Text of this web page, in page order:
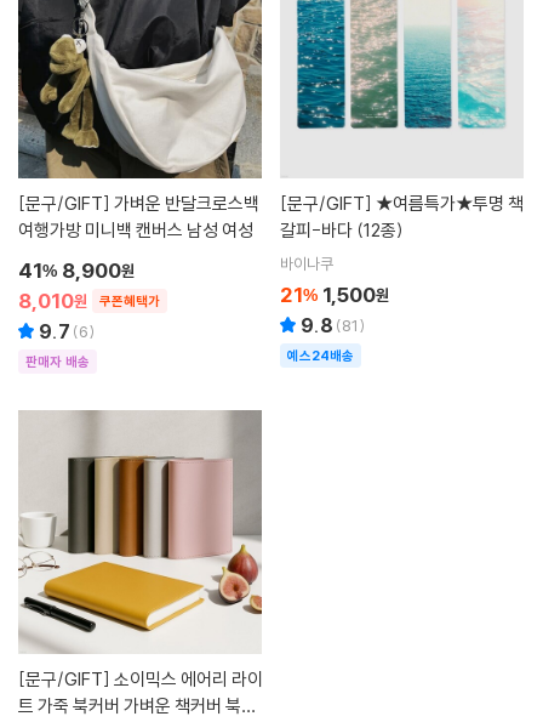
[문구/GIFT]
여행가방 미니백 캔버스 남성 여성
8,010원 쿠폰혜택가
41% 8,900원
9.7 (6)
판매자 배송
[문구/GIFT]
갈피-바다 (12종)
바이나쿠
21% 1,500원
9.8 (81)
예스24배송
[문구/GIFT]
트 가죽 북커버 가벼운 책커버 북케